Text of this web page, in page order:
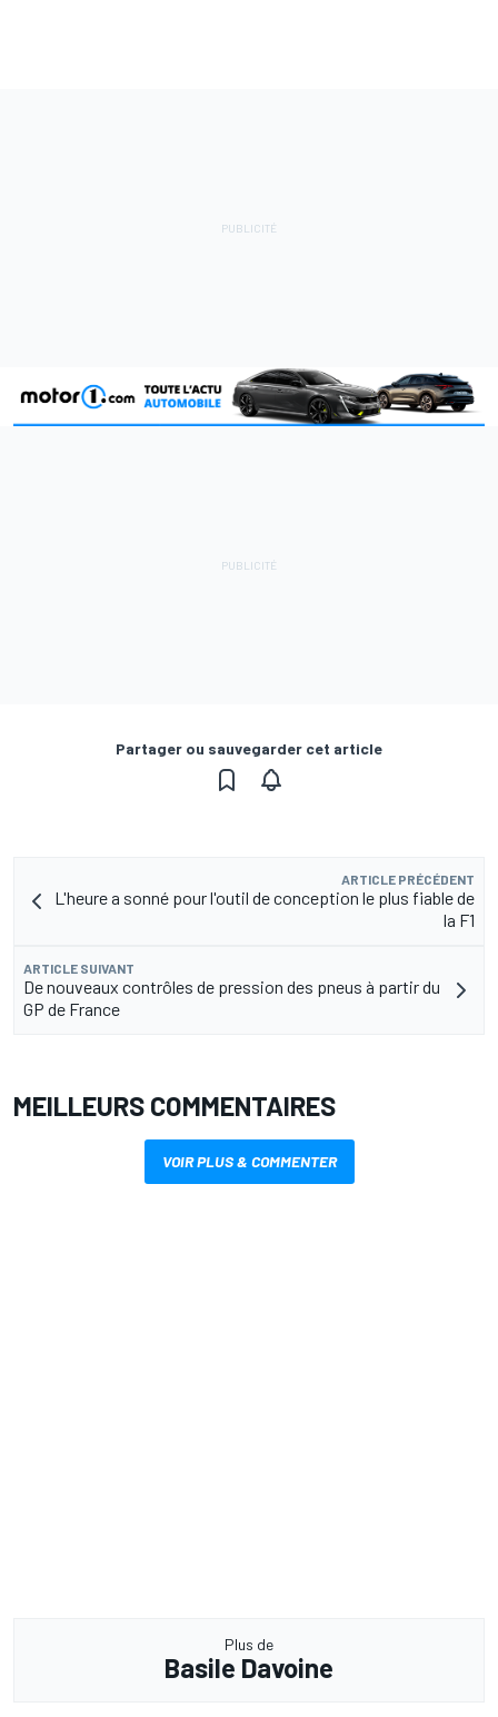
Partager ou sauvegarder cet article
ARTICLE PRÉCÉDENT
L'heure a sonné pour l'outil de conception le plus fiable de
la F1
ARTICLE SUIVANT
De nouveaux contrôles de pression des pneus à partir du
GP de France
MEILLEURS COMMENTAIRES
VOIR PLUS & COMMENTER
Plus de
Basile Davoine